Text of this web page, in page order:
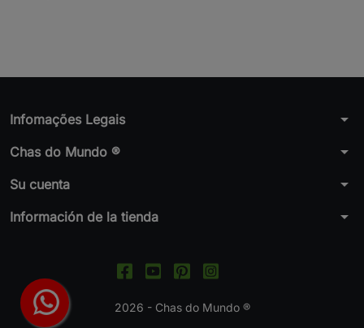
Infomações Legais arrow_drop_down
Chas do Mundo ® arrow_drop_down
Su cuenta arrow_drop_down
Información de la tienda arrow_drop_down
2026 - Chas do Mundo ®